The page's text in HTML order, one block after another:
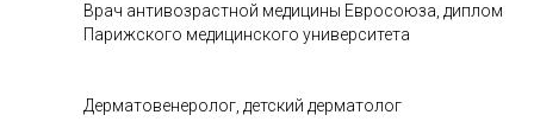
Врач антивозрастной медицины Евросоюза, диплом
Парижского медицинского университета
Дерматовенеролог, детский дерматолог